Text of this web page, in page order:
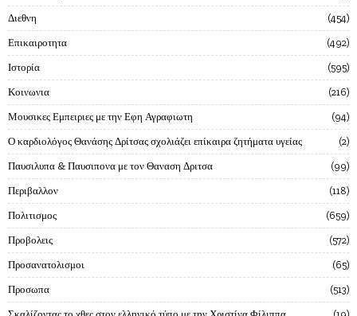
Διεθνη 454
Επικαιροτητα 492
Ιστορία 595
Κοινωνια 216
Μουσικες Εμπειριες με την Εφη Αγραφιωτη 94
Ο καρδιολόγος Θανάσης Δρίτσας σχολιάζει επίκαιρα ζητήματα υγείας 2
Παυσιλυπα & Παυσιπονα με τον Θαναση Δριτσα 99
Περιβαλλον 118
Πολιτισμος 659
Προβολεις 572
Προσανατολισμοι 65
Προσωπα 513